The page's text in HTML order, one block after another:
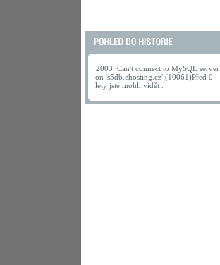
2003: Can't connect to MySQL server
on 's5db.ehosting.cz' (10061)Před 0
lety jste mohli vidět .